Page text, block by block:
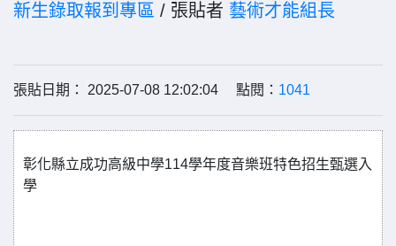
新生錄取報到專區 / 張貼者 藝術才能組長
張貼日期： 2025-07-08 12:02:04 點閱： 1041
彰化縣立成功高級中學114學年度音樂班特色招生甄選入
學